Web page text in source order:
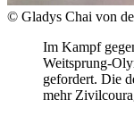
© Gladys Chai von
Im Kampf
Weitsprung-
gefordert. Die
mehr